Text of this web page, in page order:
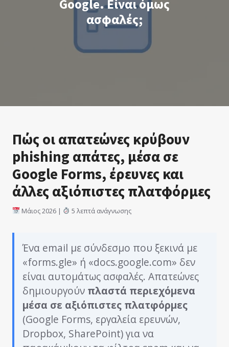
Google. Είναι όμως
ασφαλές;
Πώς οι απατεώνες κρύβουν
phishing απάτες, μέσα σε
Google Forms, έρευνες και
άλλες αξιόπιστες πλατφόρμες
Μάιος 2026 | 5 λεπτά ανάγνωσης
Ένα email με σύνδεσμο που ξεκινά με
«forms.gle» ή «docs.google.com» δεν
είναι αυτομάτως ασφαλές. Απατεώνες
δημιουργούν πλαστά περιεχόμενα
μέσα σε αξιόπιστες πλατφόρμες
(Google Forms, εργαλεία ερευνών,
Dropbox, SharePoint) για να